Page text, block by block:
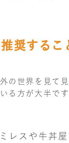
奨するこ
の世界を見て
る方が大半です
レスや牛丼